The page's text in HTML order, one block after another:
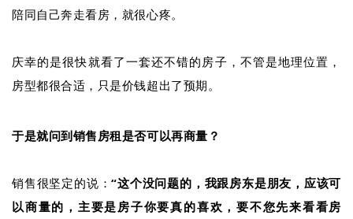
陪同自己奔走看房，就很心疼。
庆幸的是很快就看了一套还不错的房子，不管是地理位置，
房型都很合适，只是价钱超出了预期。
于是就问到销售房租是否可以再商量？
销售很坚定的说：“这个没问题的，我跟房东是朋友，应该可
以商量的，主要是房子你要真的喜欢，要不您先来看看房